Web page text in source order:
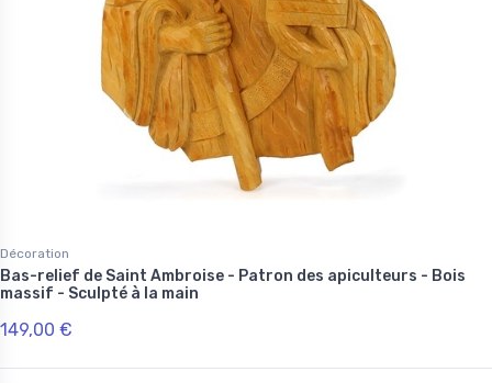
Décoration
Bas-relief de Saint Ambroise - Patron des apiculteurs - Bois
massif - Sculpté à la main
149,00 €